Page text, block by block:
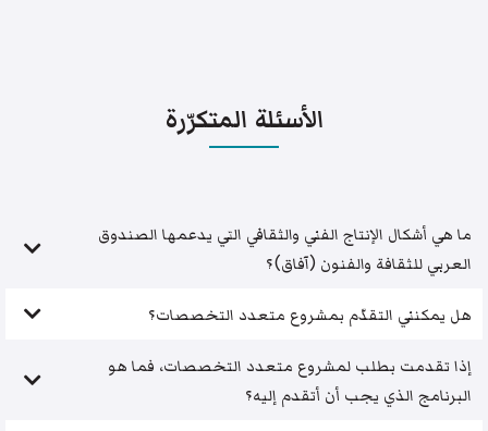
الأسئلة المتكرّرة
ما هي أشكال الإنتاج الفني والثقافي التي يدعمها الصندوق
العربي للثقافة والفنون (آفاق)؟
هل يمكنني التقدّم بمشروع متعدد التخصصات؟
إذا تقدمت بطلب لمشروع متعدد التخصصات، فما هو
البرنامج الذي يجب أن أتقدم إليه؟